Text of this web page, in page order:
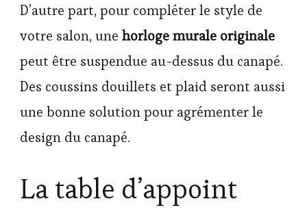
D’autre part, pour compléter le style de
votre salon, une horloge murale originale
peut être suspendue au-dessus du canapé.
Des coussins douillets et plaid seront aussi
une bonne solution pour agrémenter le
design du canapé.
La table d’appoint